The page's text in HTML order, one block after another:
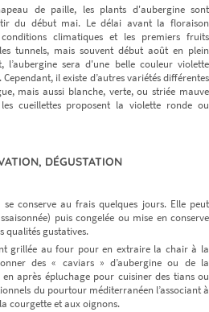
de paille, les plants d'aubergine sont
du début mai. Le délai avant la floraison
climatiques et les premiers fruits
tunnels, mais souvent début août en plein
l’aubergine sera d'une belle couleur violette
il existe d’autres variétés différentes
mais aussi blanche, verte, ou striée mauve
cueillettes proposent la violette ronde ou
DÉGUSTATION
se conserve au frais quelques jours. Elle peut
puis congelée ou mise en conserve
qualités gustatives.
grillée au four pour en extraire la chair à la
des « caviars » d’aubergine ou de la
après épluchage pour cuisiner des tians ou
du pourtour méditerranéen l’associant à
courgette et aux oignons.